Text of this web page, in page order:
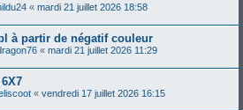
« mardi 21 juillet 2026 18:58
à partir de négatif couleur
« mardi 21 juillet 2026 11:29
« vendredi 17 juillet 2026 16:15